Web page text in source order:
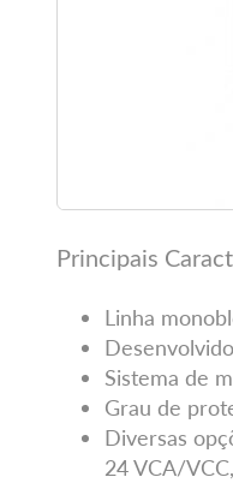
Principais
Linha
Sistema de
Grau de
Diversas
24 VCA/